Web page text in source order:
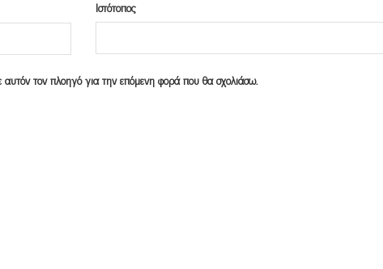
Ιστότοπος
τον πλοηγό για την επόμενη φορά που θα σχολιάσω.